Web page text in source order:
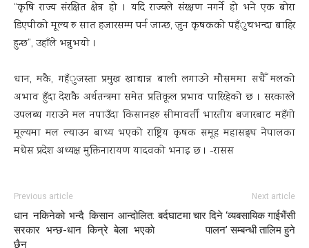
“कृषि राज्य संरक्षित क्षेत्र हो । यदि राज्यले संरक्षण नगर्ने हो भने एक बोरा
डिएपीको मूल्य रु सात हजारसम्म पर्न जान्छ, जुन कृषकको पहँुचभन्दा बाहिर
हुन्छ”, उहाँले भन्नुभयो ।
धान, मकै, गहँुजस्ता प्रमुख खाद्यान्न बाली लगाउने मौसममा सधैँ मलको
अभाव हुँदा देशकै अर्थतन्त्रमा समेत प्रतिकूल प्रभाव पारिरहेको छ । सरकारले
उपलब्ध गराउने मल नपाउँदा किसानहरु सीमावर्ती भारतीय बजारबाट महँगो
मूल्यमा मल ल्याउन बाध्य भएको राष्ट्रिय कृषक समूह महासङ्घ नेपालका
मधेस प्रदेश अध्यक्ष मुक्तिनारायण यादवको भनाइ छ । -रासस
Previous article
धान नकिनेको भन्दै किसान आन्दोलित:
सरकार भन्छ-धान किन्रे बेला भएकाे
छैन्
Next article
बर्दघाटमा चार दिने ‘व्यबसायिक गाईभैंसी
पालन’ सम्बन्धी तालिम हुने